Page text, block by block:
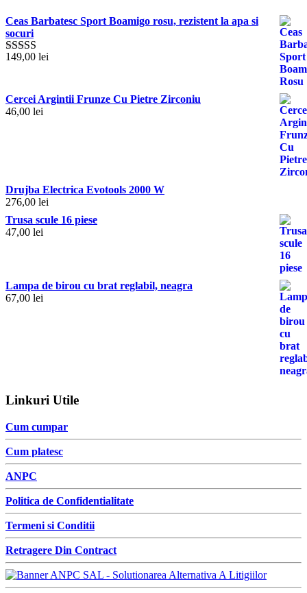
Ceas Barbatesc Sport Boamigo rosu, rezistent la apa si
socuri
Evaluat la
149,00 lei
Cercei Argintii Frunze Cu Pietre Zirconiu
46,00 lei
Drujba Electrica Evotools 2000 W
276,00 lei
Trusa scule 16 piese
47,00 lei
Lampa de birou cu brat reglabil, neagra
67,00 lei
Linkuri Utile
Cum cumpar
Cum platesc
ANPC
Politica de Confidentialitate
Termeni si Conditii
Retragere Din Contract